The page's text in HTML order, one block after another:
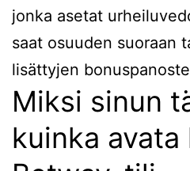
jonka asetat
saat osuuden suoraan
lisättyjen
Miksi sinun
kuinka avata